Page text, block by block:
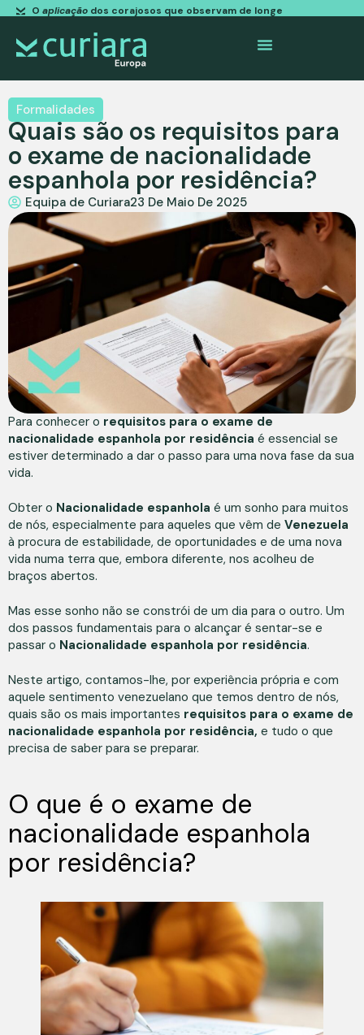
O aplicaçãodos corajosos que observam de longe
Formalidades
Quais são os requisitos para
o exame de nacionalidade
espanhola por residência?
Equipa de Curiara23 De Maio De 2025
Para conhecer o requisitos para o exame de
nacionalidade espanhola por residência é essencial se
estiver determinado a dar o passo para uma nova fase da sua
vida.
Obter o Nacionalidade espanhola é um sonho para muitos
de nós, especialmente para aqueles que vêm de Venezuela
à procura de estabilidade, de oportunidades e de uma nova
vida numa terra que, embora diferente, nos acolheu de
braços abertos.
Mas esse sonho não se constrói de um dia para o outro. Um
dos passos fundamentais para o alcançar é sentar-se e
passar o Nacionalidade espanhola por residência.
Neste artigo, contamos-lhe, por experiência própria e com
aquele sentimento venezuelano que temos dentro de nós,
quais são os mais importantes requisitos para o exame de
nacionalidade espanhola por residência, e tudo o que
precisa de saber para se preparar.
O que é o exame de
nacionalidade espanhola
por residência?